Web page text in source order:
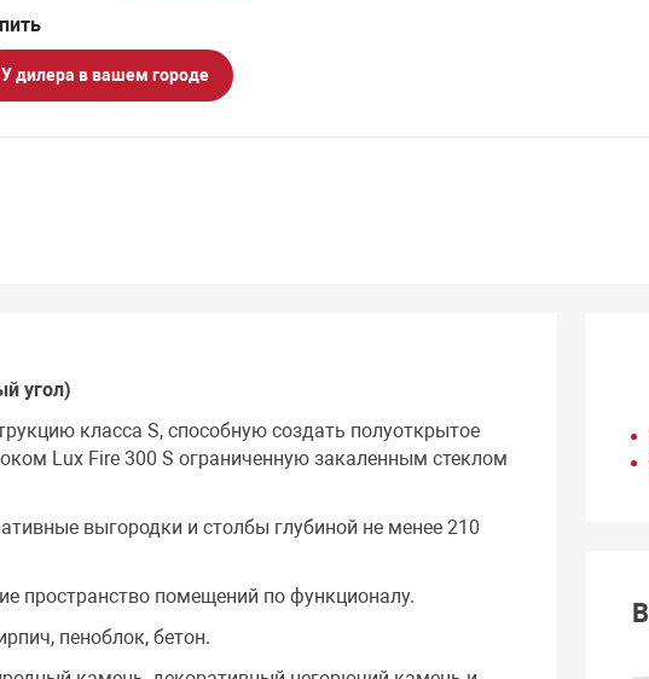
У дилера в вашем городе
угол)
класса S, способную создать полуоткрытое
Lux Fire 300 S ограниченную закаленным стеклом
выгородки и столбы глубиной не менее 210
пространство помещений по функционалу.
пеноблок, бетон.